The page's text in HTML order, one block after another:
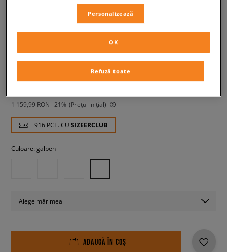
TIMBERLAND 6 IN PREMIUM
929,99 RON -2% (Cel mai mic preț din ultimele 30 de zile înainte de
1 159,99 RON -21% (Prețul inițial)
+ 916 PCT. CU SIZEERCLUB
Culoare: galben
Alege mărimea
ADAUGĂ ÎN COȘ
Personalizează
Refuză toate
OK